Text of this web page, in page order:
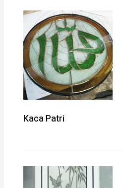
Kaca Patri